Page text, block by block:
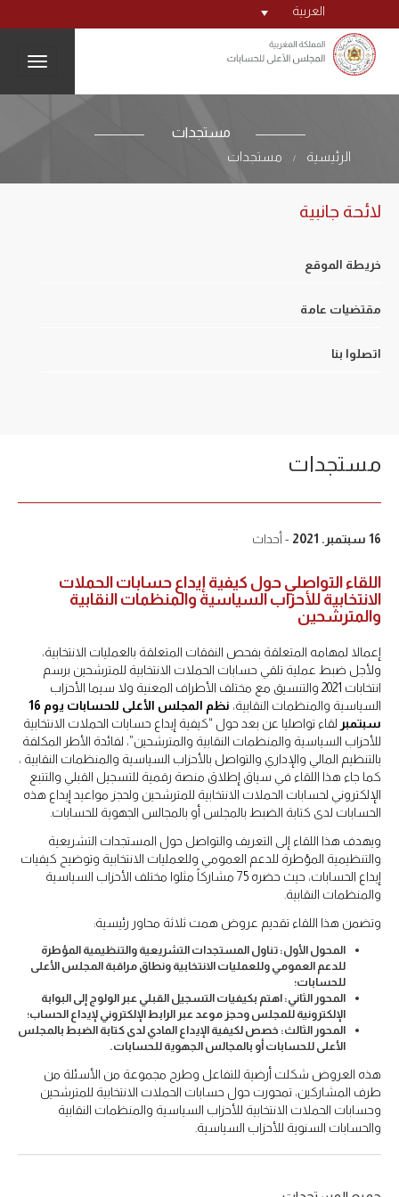
العربية
مستجدات
الرئيسية
/ مستجدات
لائحة جانبية
خريطة الموقع
مقتضيات عامة
اتصلوا بنا
مستجدات
16 سبتمبر. 2021 - أحداث
اللقاء التواصلي حول كيفية إيداع حسابات الحملات
الانتخابية للأحزاب السياسية والمنظمات النقابية
والمترشحين
إعمالا لمهامه المتعلقة بفحص النفقات المتعلقة بالعمليات الانتخابية،
ولأجل ضبط عملية تلقي حسابات الحملات الانتخابية للمترشحين برسم
انتخابات 2021 والتنسيق مع مختلف الأطراف المعنية ولا سيما الأحزاب
السياسية والمنظمات النقابية،
نظم المجلس الأعلى للحسابات يوم 16
سبتمبر لقاء تواصليا عن بعد حول “كيفية إيداع حسابات الحملات الانتخابية
للأحزاب السياسية والمنظمات النقابية والمترشحين”، لفائدة الأطر المكلفة
بالتنظيم المالي والإداري والتواصل بالأحزاب السياسية والمنظمات النقابية ،
كما جاء هذا اللقاء في سياق إطلاق منصة رقمية للتسجيل القبلي والتتبع
الإلكتروني لحسابات الحملات الانتخابية للمترشحين ولحجز مواعيد إيداع هذه
الحسابات لدى كتابة الضبط بالمجلس أو بالمجالس الجهوية للحسابات.
ويهدف هذا اللقاء إلى التعريف والتواصل حول المستجدات التشريعية
والتنظيمية المؤطرة للدعم العمومي وللعمليات الانتخابية وتوضيح كيفيات
إيداع الحسابات، حيث حضره 75 مشاركاً مثلوا مختلف الأحزاب السياسية
والمنظمات النقابية.
وتضمن هذا اللقاء تقديم عروض همت ثلاثة محاور رئيسية:
المحول الأول: تناول المستجدات التشريعية والتنظيمية المؤطرة
للدعم العمومي وللعمليات الانتخابية ونطاق مراقبة المجلس الأعلى
للحسابات؛
المحور الثاني: اهتم بكيفيات التسجيل القبلي عبر الولوج إلى البوابة
الإلكترونية للمجلس وحجز موعد عبر الرابط الإلكتروني لإيداع الحساب؛
المحور الثالث: خصص لكيفية الإيداع المادي لدى كتابة الضبط بالمجلس
الأعلى للحسابات أو بالمجالس الجهوية للحسابات.
هذه العروض شكلت أرضية للتفاعل وطرح مجموعة من الأسئلة من
طرف المشاركين، تمحورت حول حسابات الحملات الانتخابية للمترشحين
وحسابات الحملات الانتخابية للأحزاب السياسية والمنظمات النقابية
والحسابات السنوية للأحزاب السياسية.